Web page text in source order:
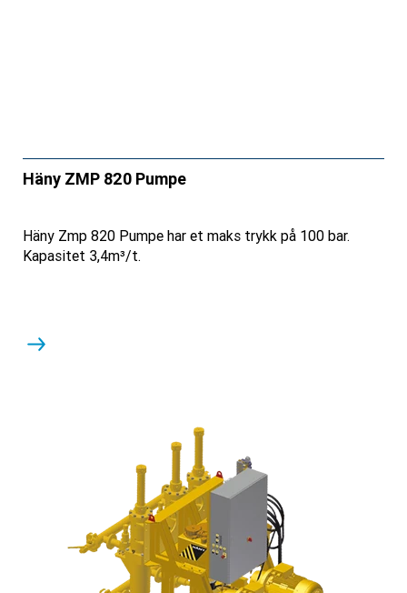
Häny ZMP 820 Pumpe
Häny Zmp 820 Pumpe har et maks trykk på 100 bar.
Kapasitet 3,4m³/t.